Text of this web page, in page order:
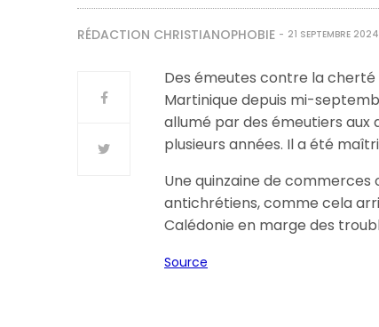
RÉDACTION CHRISTIANOPHOBIE 21 SEPTEMBRE 2024
Des émeutes contre la
Martinique depuis mi-
allumé par des émeutiers aux
plusieurs années. Il a été
Une quinzaine de commerces
antichrétiens, comme cela
Calédonie en marge des
Source